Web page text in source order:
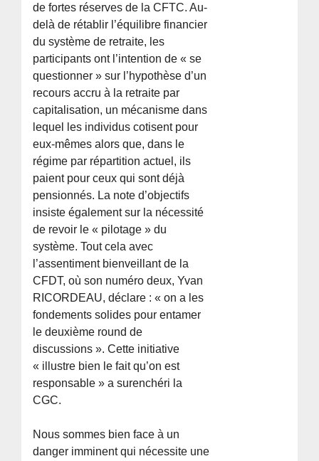
de fortes réserves de la CFTC. Au-
delà de rétablir l’équilibre financier
du système de retraite, les
participants ont l’intention de « se
questionner » sur l’hypothèse d’un
recours accru à la retraite par
capitalisation, un mécanisme dans
lequel les individus cotisent pour
eux-mêmes alors que, dans le
régime par répartition actuel, ils
paient pour ceux qui sont déjà
pensionnés. La note d’objectifs
insiste également sur la nécessité
de revoir le « pilotage » du
système. Tout cela avec
l’assentiment bienveillant de la
CFDT, où son numéro deux, Yvan
RICORDEAU, déclare : « on a les
fondements solides pour entamer
le deuxième round de
discussions ». Cette initiative
« illustre bien le fait qu’on est
responsable » a surenchéri la
CGC.
Nous sommes bien face à un
danger imminent qui nécessite une